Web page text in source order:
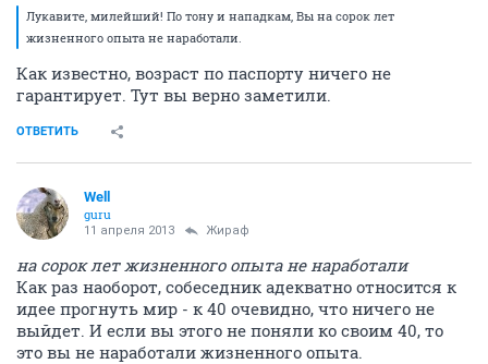
Лукавите, милейший! По тону и нападкам, Вы на сорок лет
жизненного опыта не наработали.
Как известно, возраст по паспорту ничего не
гарантирует. Тут вы верно заметили.
ОТВЕТИТЬ
Well
guru
11 апреля 2013 Жираф
на сорок лет жизненного опыта не наработали
Как раз наоборот, собеседник адекватно относится к
идее прогнуть мир - к 40 очевидно, что ничего не
выйдет. И если вы этого не поняли ко своим 40, то
это вы не наработали жизненного опыта.